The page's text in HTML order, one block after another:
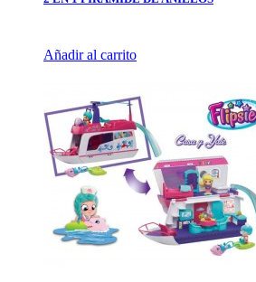
Añadir al carrito